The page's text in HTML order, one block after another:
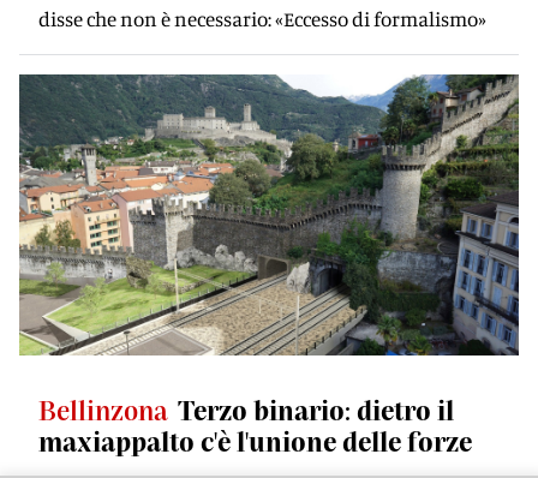
disse che non è necessario: «Eccesso di formalismo»
Bellinzona Terzo binario: dietro il
maxiappalto c'è l'unione delle forze